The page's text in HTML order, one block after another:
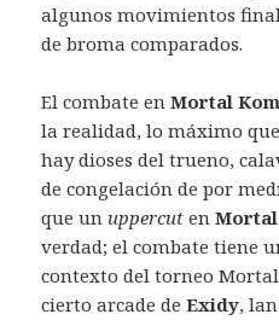
algunos movimientos
de broma comparados.
El combate enMortal
la realidad, lo máximo
hay dioses del trueno,
de congelación de por
que un uppercut en
verdad; el combate tiene
contexto del torneo
cierto arcade deExidy,